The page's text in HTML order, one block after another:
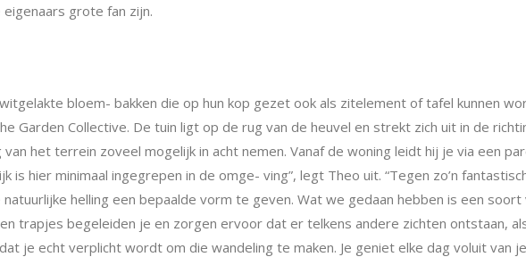
grote fan zijn.
bloem- bakken die op hun kop gezet ook als zitelement of tafel kunnen w
Garden Collective. De tuin ligt op de rug van de heuvel en strekt zich uit in de
het terrein zoveel mogelijk in acht nemen. Vanaf de woning leidt hij je via een
is hier minimaal ingegrepen in de omge- ving”, legt Theo uit. “Tegen zo’n
helling een bepaalde vorm te geven. Wat we gedaan hebben is een
trapjes begeleiden je en zorgen ervoor dat er telkens andere zichten ontstaan,
je echt verplicht wordt om die wandeling te maken. Je geniet elke dag voluit van